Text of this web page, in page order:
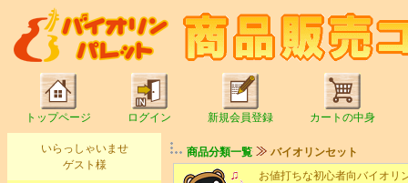
トップページ ログイン 新規会員登録 カートの中身
いらっしゃいませ
ゲスト様
商品分類一覧
バイオリンセット
お値打ちな初心者向バイオリ